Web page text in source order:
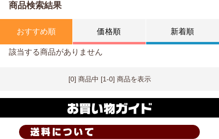
商品検索結果
おすすめ順 価格順 新着順
該当する商品がありません
[0] 商品中 [1-0] 商品を表示